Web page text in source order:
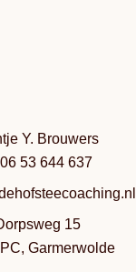
Y. Brouwers
53 644 637
15
Garmerwolde